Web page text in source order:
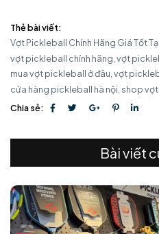
Thẻ bài viết:
Vợt Pickleball Chính Hãng Giá Tốt
vợt pickleball chính hãng, vợt
mua vợt pickleball ở đâu,vợt
cửa hàng pickleball hà nội, shop
Chia sẻ:
Bài viết